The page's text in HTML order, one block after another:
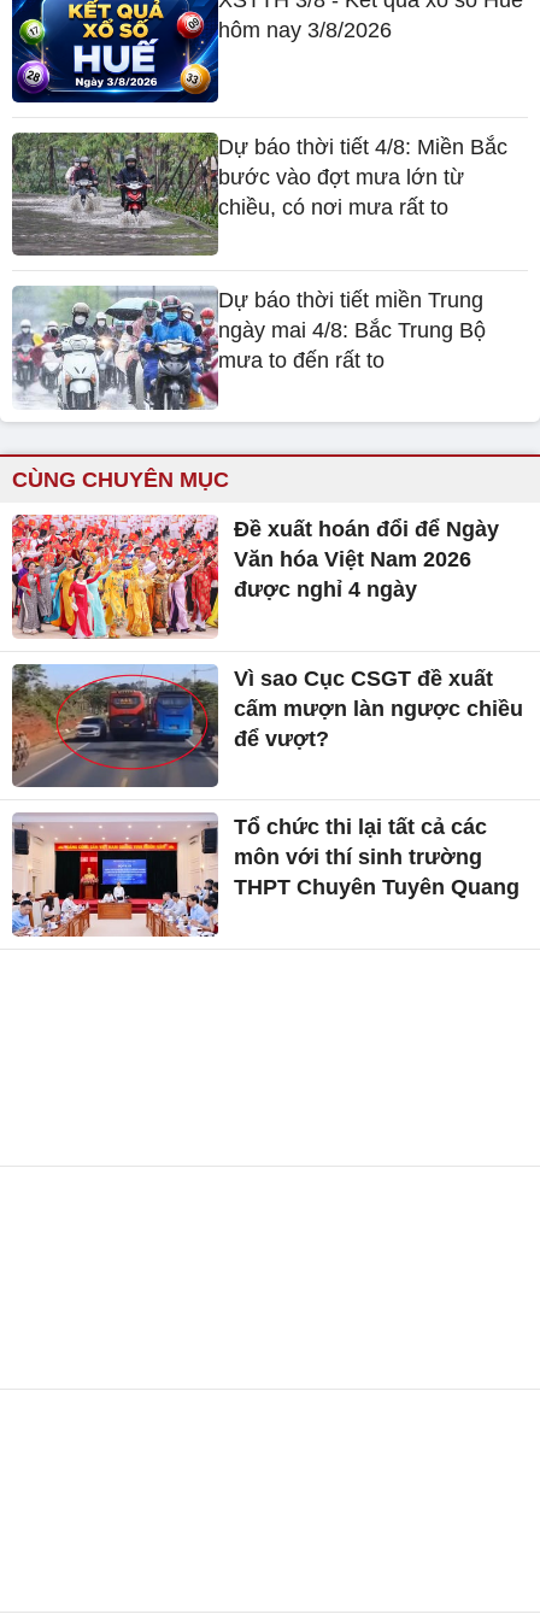
hôm nay 3/8/2026
Dự báo thời tiết 4/8: Miền Bắc
bước vào đợt mưa lớn từ
chiều, có nơi mưa rất to
Dự báo thời tiết miền Trung
ngày mai 4/8: Bắc Trung Bộ
mưa to đến rất to
CÙNG CHUYÊN MỤC
Đề xuất hoán đổi để Ngày
Văn hóa Việt Nam 2026
được nghỉ 4 ngày
Vì sao Cục CSGT đề xuất
cấm mượn làn ngược chiều
để vượt?
Tổ chức thi lại tất cả các
môn với thí sinh trường
THPT Chuyên Tuyên Quang